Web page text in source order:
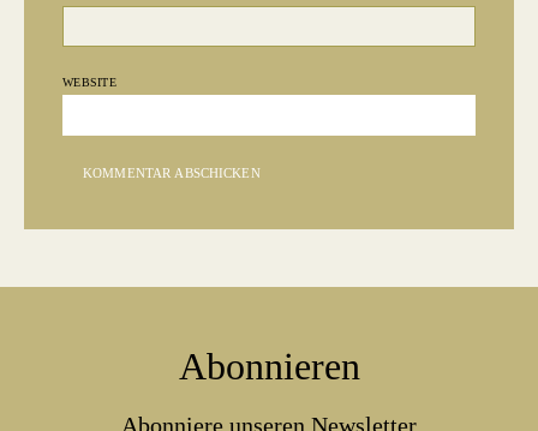
WEBSITE
Abonnieren
Abonniere unseren Newsletter